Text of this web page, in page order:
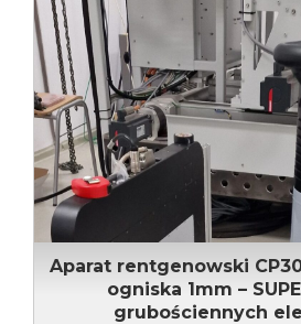
Aparat rentgenowski
ogniska 1mm –
grubościennych